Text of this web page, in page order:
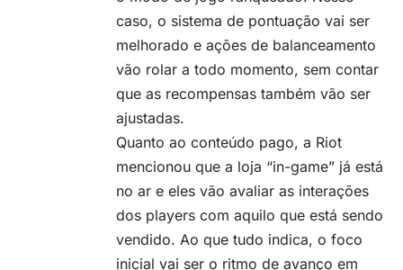
caso, o sistema de pontuação vai ser
melhorado e ações de balanceamento
vão rolar a todo momento, sem contar
que as recompensas também vão ser
ajustadas.
Quanto ao conteúdo pago, a Riot
mencionou que a loja “in-game” já está
no ar e eles vão avaliar as interações
dos players com aquilo que está sendo
vendido. Ao que tudo indica, o foco
inicial vai ser o ritmo de avanço em